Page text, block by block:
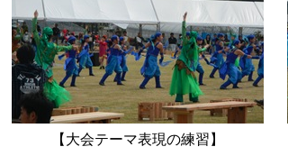
【大会テーマ表現の練習】